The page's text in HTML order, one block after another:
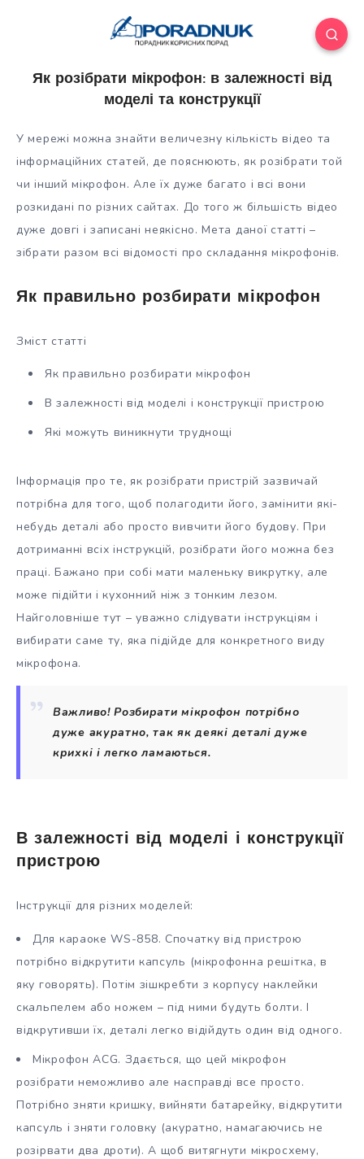
Як розібрати мікрофон: в залежності від
моделі та конструкції
У мережі можна знайти величезну кількість відео та
інформаційних статей, де пояснюють, як розібрати той
чи інший мікрофон. Але їх дуже багато і всі вони
розкидані по різних сайтах. До того ж більшість відео
дуже довгі і записані неякісно. Мета даної статті –
зібрати разом всі відомості про складання мікрофонів.
Як правильно розбирати мікрофон
Зміст статті
Як правильно розбирати мікрофон
В залежності від моделі і конструкції пристрою
Які можуть виникнути труднощі
Інформація про те, як розібрати пристрій зазвичай
потрібна для того, щоб полагодити його, замінити які-
небудь деталі або просто вивчити його будову. При
дотриманні всіх інструкцій, розібрати його можна без
праці. Бажано при собі мати маленьку викрутку, але
може підійти і кухонний ніж з тонким лезом.
Найголовніше тут – уважно слідувати інструкціям і
вибирати саме ту, яка підійде для конкретного виду
мікрофона.
Важливо! Розбирати мікрофон потрібно
дуже акуратно, так як деякі деталі дуже
крихкі і легко ламаються.
В залежності від моделі і конструкції
пристрою
Інструкції для різних моделей:
Для караоке WS-858. Спочатку від пристрою
потрібно відкрутити капсуль (мікрофонна решітка, в
яку говорять). Потім зішкребти з корпусу наклейки
скальпелем або ножем – під ними будуть болти. І
відкрутивши їх, деталі легко відійдуть один від одного.
Мікрофон ACG. Здається, що цей мікрофон
розібрати неможливо але насправді все просто.
Потрібно зняти кришку, вийняти батарейку, відкрутити
капсуль і зняти головку (акуратно, намагаючись не
розірвати два дроти). А щоб витягнути мікросхему,